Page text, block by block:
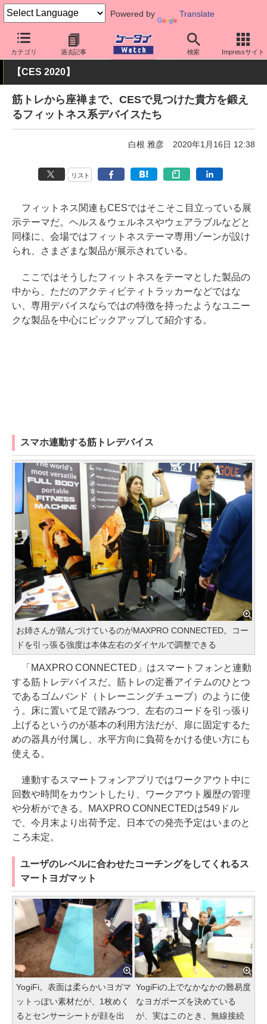
Powered by Translate
カテゴリ 過去記事 検索 Impressサイト
ケータイ Watch イベント CES 2020
【CES 2020】
筋トレから座禅まで、CESで見つけた貴方を鍛え
るフィットネス系デバイスたち
白根 雅彦 2020年1月16日 12:38
リスト
フィットネス関連もCESではそこそこ目立っている展
示テーマだ。ヘルス＆ウェルネスやウェアラブルなどと
同様に、会場ではフィットネステーマ専用ゾーンが設け
られ、さまざまな製品が展示されている。
ここではそうしたフィットネスをテーマとした製品の
中から、ただのアクティビティトラッカーなどではな
い、専用デバイスならではの特徴を持ったようなユニー
クな製品を中心にピックアップして紹介する。
スマホ連動する筋トレデバイス
お姉さんが踏んづけているのがMAXPRO CONNECTED。コー
ドを引っ張る強度は本体左右のダイヤルで調整できる
「MAXPRO CONNECTED」はスマートフォンと連動
する筋トレデバイスだ。筋トレの定番アイテムのひとつ
であるゴムバンド（トレーニングチューブ）のように使
う。床に置いて足で踏みつつ、左右のコードを引っ張り
上げるというのが基本の利用方法だが、扉に固定するた
めの器具が付属し、水平方向に負荷をかける使い方にも
使える。
連動するスマートフォンアプリではワークアウト中に
回数や時間をカウントしたり、ワークアウト履歴の管理
や分析ができる。MAXPRO CONNECTEDは549ドル
で、今月末より出荷予定。日本での発売予定はいまのと
ころ未定。
ユーザのレベルに合わせたコーチングをしてくれるス
マートヨガマット
YogiFi。表面は柔らかいヨガマ
ットっぽい素材だが、1枚めく
るとセンサーシートが顔を出
YogiFiの上でなかなかの難易度
なヨガポーズを決めている
が、実はこのとき、無線接続